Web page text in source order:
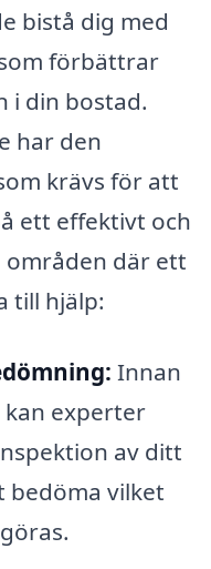
bistå dig med
förbättrar
i din bostad.
har den
krävs för att
ett effektivt och
områden där ett
till hjälp:
Innan
experter
av ditt
bedöma vilket